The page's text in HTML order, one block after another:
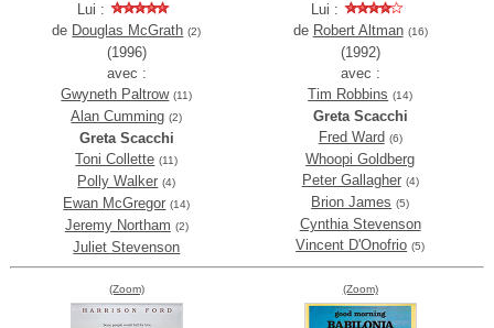
Lui :
de Douglas McGrath (2)
(1996)
avec :
Gwyneth Paltrow (11)
Alan Cumming (2)
Greta Scacchi
Toni Collette (11)
Polly Walker (4)
Ewan McGregor (14)
Jeremy Northam (2)
Juliet Stevenson
Lui :
de Robert Altman (16)
(1992)
avec :
Tim Robbins (14)
Greta Scacchi
Fred Ward (6)
Whoopi Goldberg
Peter Gallagher (4)
Brion James (5)
Cynthia Stevenson
Vincent D'Onofrio (5)
(Zoom) (Zoom)